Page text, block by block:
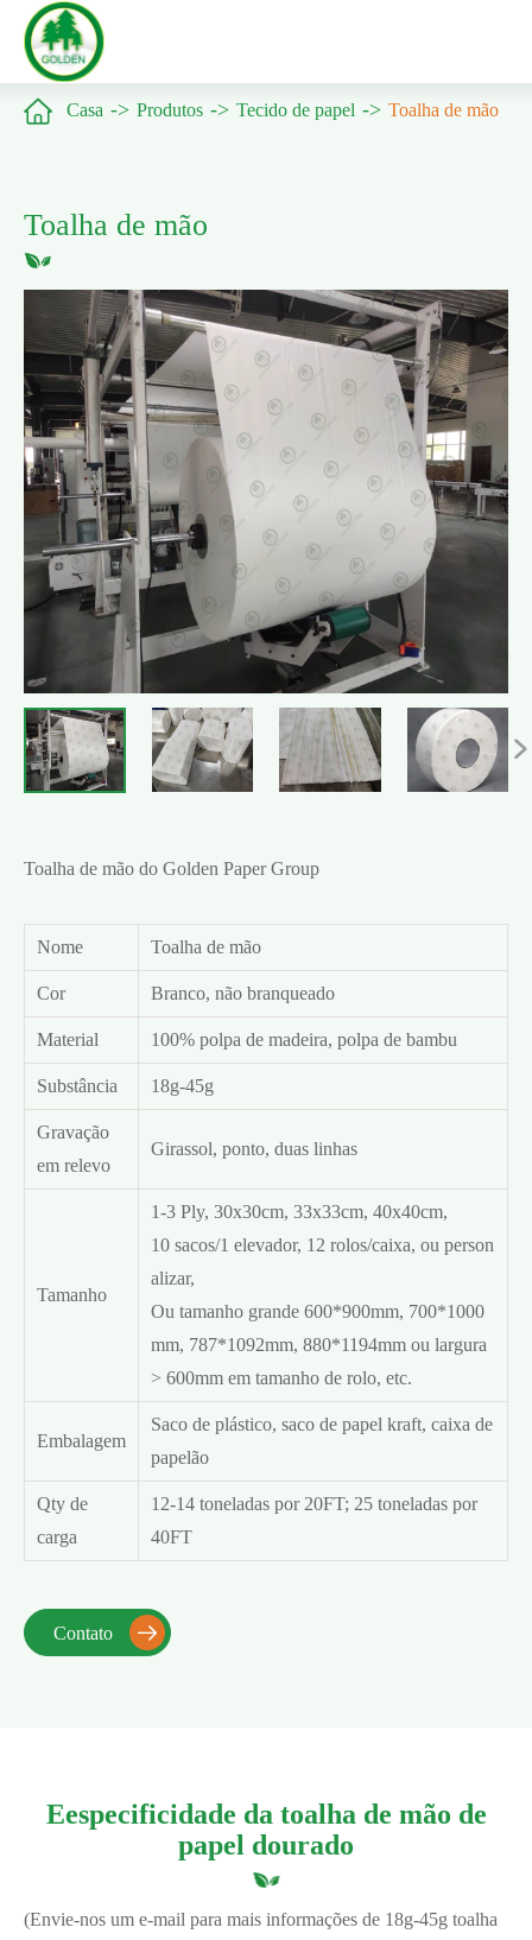
 Casa Produtos Tecido de papel Toalha de mão
Toalha de mão

Toalha de mão do Golden Paper Group
Nome Toalha de mão
Cor Branco, não branqueado
Material 100% polpa de madeira, polpa de bambu
Substância 18g-45g
Gravação
em relevo
Girassol, ponto, duas linhas
Tamanho
1-3 Ply, 30x30cm, 33x33cm, 40x40cm,
10 sacos/1 elevador, 12 rolos/caixa, ou person
alizar,
Ou tamanho grande 600*900mm, 700*1000
mm, 787*1092mm, 880*1194mm ou largura
> 600mm em tamanho de rolo, etc.
Embalagem
Saco de plástico, saco de papel kraft, caixa de
papelão
Qty de
carga
12-14 toneladas por 20FT; 25 toneladas por
40FT
Contato 
Eespecificidade da toalha de mão de
papel dourado
(Envie-nos um e-mail para mais informações de 18g-45g toalha